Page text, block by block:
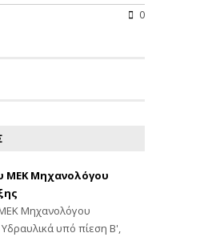
0
ΜΕΚ Μηχανολόγου
ΜΕΚ Μηχανολόγου
υπό πίεση Β',